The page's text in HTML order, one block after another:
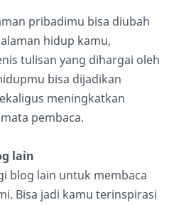
pribadimu bisa diubah
hidup kamu,
tulisan yang dihargai oleh
bisa dijadikan
meningkatkan
pembaca.
lain
blog lain untuk membaca
Bisa jadi kamu terinspirasi